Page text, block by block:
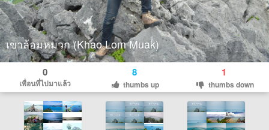
เขาล้อมหมวก (Khao Lom Muak)
0
เพื่อนที่ไปมาแล้ว
8
thumbs up
1
thumbs down